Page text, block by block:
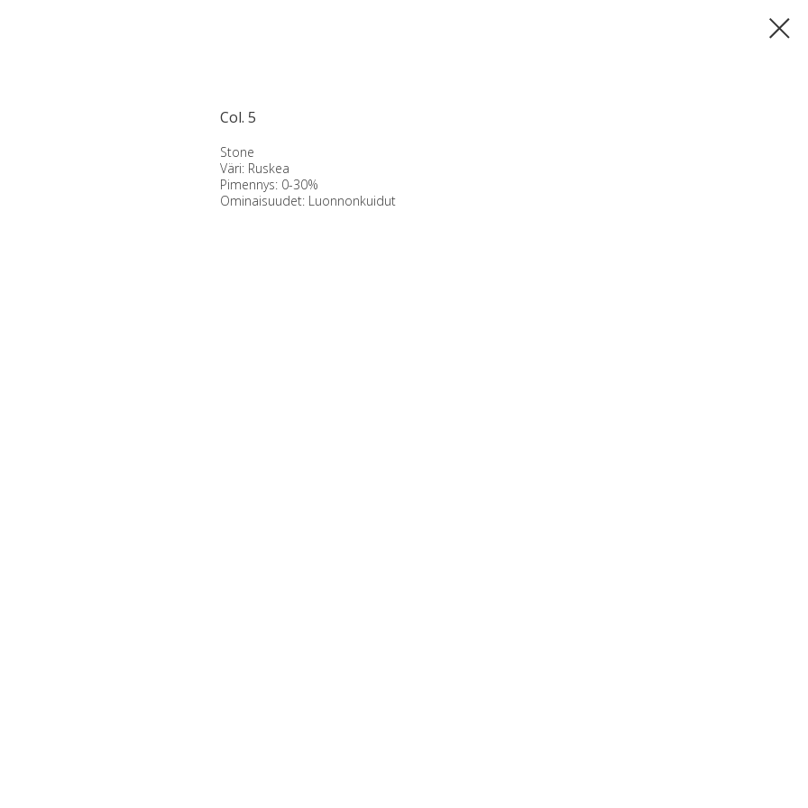
Col. 5
Stone
Väri: Ruskea
Pimennys: 0-30%
Ominaisuudet: Luonnonkuidut